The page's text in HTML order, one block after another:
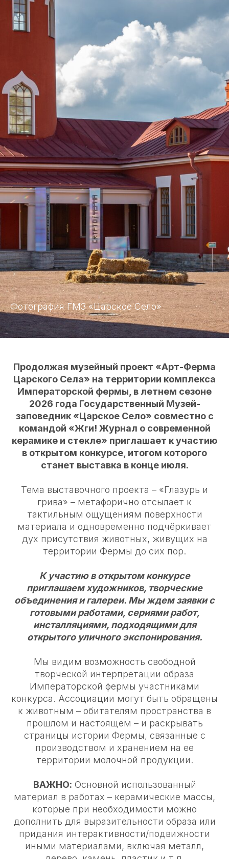
Фотография ГМЗ «Царское Село»
Продолжая музейный проект «Арт-Ферма
Царского Села» на территории комплекса
Императорской фермы, в летнем сезоне
2026 года Государственный Музей-
заповедник «Царское Село» совместно с
командой «Жги! Журнал о современной
керамике и стекле» приглашает к участию
в открытом конкурсе, итогом которого
станет выставка в конце июля.
Тема выставочного проекта – «Глазурь и
грива» – метафорично отсылает к
тактильным ощущениям поверхности
материала и одновременно подчёркивает
дух присутствия животных, живущих на
территории Фермы до сих пор.
К участию в открытом конкурсе
приглашаем художников, творческие
объединения и галереи. Мы ждем заявки с
готовыми работами, сериями работ,
инсталляциями, подходящими для
открытого уличного экспонирования.
Мы видим возможность свободной
творческой интерпретации образа
Императорской фермы участниками
конкурса. Ассоциации могут быть обращены
к животным – обитателям пространства в
прошлом и настоящем – и раскрывать
страницы истории Фермы, связанные с
производством и хранением на ее
территории молочной продукции.
ВАЖНО: Основной использованный
материал в работах – керамические массы,
которые при необходимости можно
дополнить для выразительности образа или
придания интерактивности/подвижности
иными материалами, включая металл,